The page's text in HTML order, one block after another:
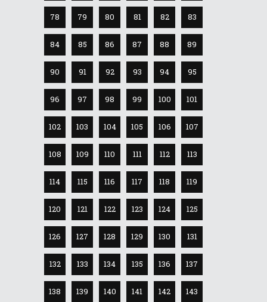
78 79 80 81 82 83
84 85 86 87 88 89
90 91 92 93 94 95
96 97 98 99 100 101
102 103 104 105 106 107
108 109 110 111 112 113
114 115 116 117 118 119
120 121 122 123 124 125
126 127 128 129 130 131
132 133 134 135 136 137
138 139 140 141 142 143